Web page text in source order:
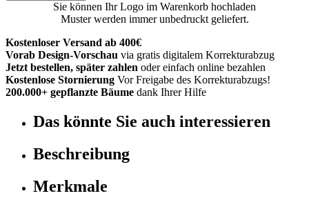
Sie können Ihr Logo im Warenkorb hochladen
Muster werden immer unbedruckt geliefert.
Kostenloser Versand ab 400€
Vorab Design-Vorschau via gratis digitalem Korrekturabzug
Jetzt bestellen, später zahlen oder einfach online bezahlen
Kostenlose Stornierung Vor Freigabe des Korrekturabzugs!
200.000+ gepflanzte Bäume dank Ihrer Hilfe
Das könnte Sie auch interessieren
Beschreibung
Merkmale